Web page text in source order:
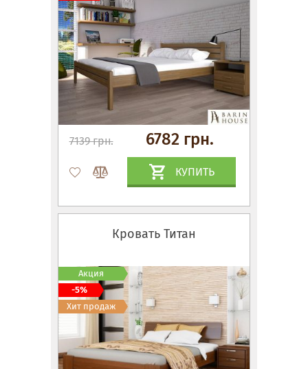
7139 грн. 6782 грн.
КУПИТЬ
Кровать Титан
Акция
-5%
Хит продаж